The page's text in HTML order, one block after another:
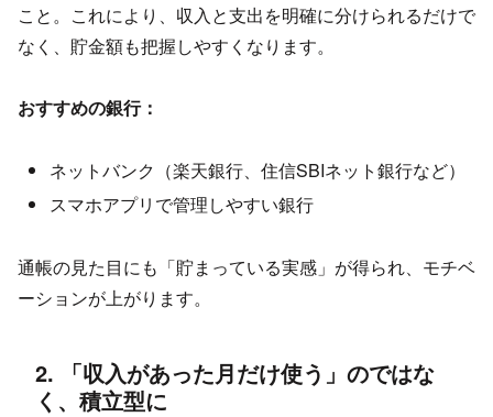
こと。これにより、収入と支出を明確に分けられるだけで
なく、貯金額も把握しやすくなります。
おすすめの銀行：
ネットバンク（楽天銀行、住信SBIネット銀行など）
スマホアプリで管理しやすい銀行
通帳の見た目にも「貯まっている実感」が得られ、モチベ
ーションが上がります。
2. 「収入があった月だけ使う」のではな
く、積立型に